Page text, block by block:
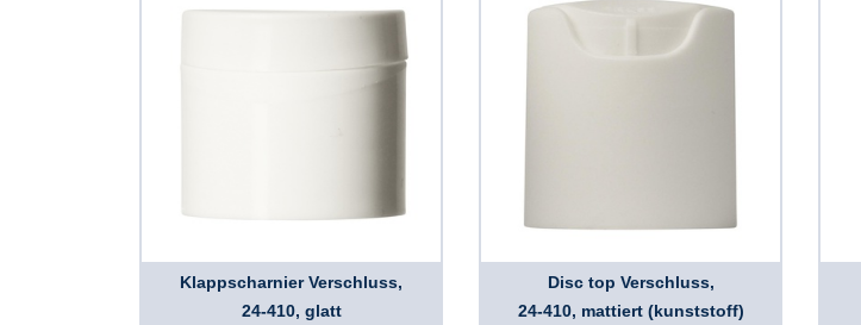
Klappscharnier Verschluss,
24-410, glatt
Disc top Verschluss,
24-410, mattiert (kunststoff)